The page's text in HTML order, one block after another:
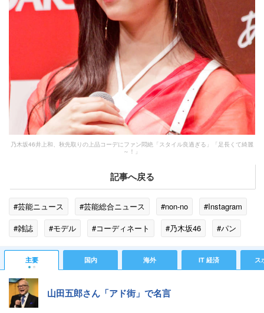
乃木坂46井上和、秋先取りの上品コーデにファン悶絶「スタイル良過ぎる」「足長くて綺麗
～！」
記事へ戻る
#芸能ニュース #芸能総合ニュース #non-no
#Instagram
#雑誌
#モデル #コーディネート #乃木坂46
#パン
#SNS
#大河ドラマ #NHK
主要 国内 海外 IT 経済 ス
山田五郎さん「アド街」で名言